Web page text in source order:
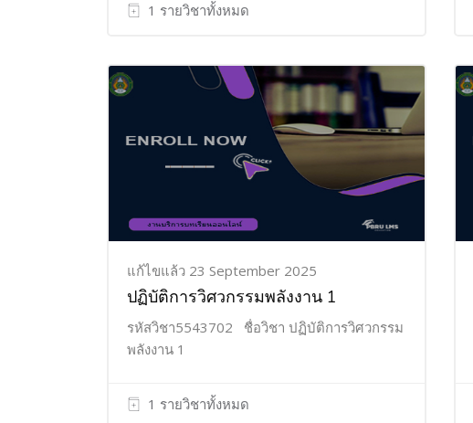
1 รายวิชาทั้งหมด
แก้ไขแล้ว 23 September 2025
ปฏิบัติการวิศวกรรมพลังงาน 1
รหัสวิชา5543702 ชื่อวิชา ปฏิบัติการวิศวกรรม
พลังงาน 1
1 รายวิชาทั้งหมด